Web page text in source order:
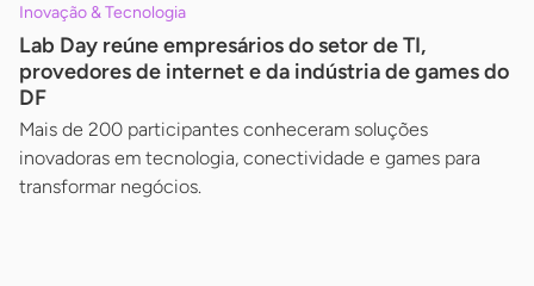
Inovação & Tecnologia
Lab Day reúne empresários do setor de TI,
provedores de internet e da indústria de games do
DF
Mais de 200 participantes conheceram soluções
inovadoras em tecnologia, conectividade e games para
transformar negócios.